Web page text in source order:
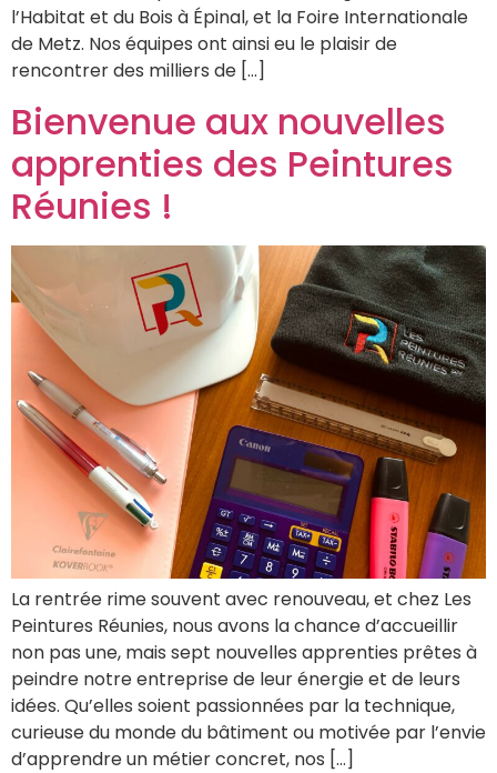
l’Habitat et du Bois à Épinal, et la Foire Internationale
de Metz. Nos équipes ont ainsi eu le plaisir de
rencontrer des milliers de […]
Bienvenue aux nouvelles
apprenties des Peintures
Réunies !
La rentrée rime souvent avec renouveau, et chez Les
Peintures Réunies, nous avons la chance d’accueillir
non pas une, mais sept nouvelles apprenties prêtes à
peindre notre entreprise de leur énergie et de leurs
idées. Qu’elles soient passionnées par la technique,
curieuse du monde du bâtiment ou motivée par l’envie
d’apprendre un métier concret, nos […]